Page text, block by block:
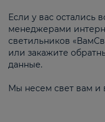
Если у вас остались
менеджерами
светильников
или закажите
данные.
Мы несем свет вам и